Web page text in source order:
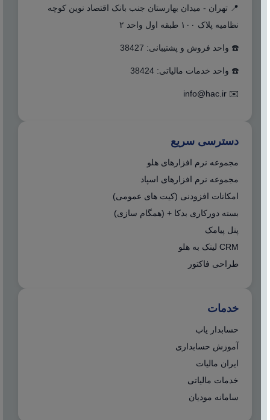
📍 تهران - میدان بهارستان جنب بانک اقتصاد نوین کوچه
نظامیه پلاک ۱۰۰ طبقه اول واحد ۲
☎️ واحد فروش و پشتیبانی: 38427
☎️ واحد خدمات مالیاتی: 38424
✉️
info@hac.ir
دسترسی سریع
مجموعه نرم افزارهای هلو
مجموعه نرم افزارهای اسپاد
امکانات افزودنی (کیت های عمومی)
بسته دورکاری بدکا + (همگام سازی)
پنل پیامک
CRM لینک به هلو
طراحی فاکتور
خدمات
حسابدار یاب
آموزش حسابداری
ایران مالیات
خدمات مالیاتی
سامانه مودیان